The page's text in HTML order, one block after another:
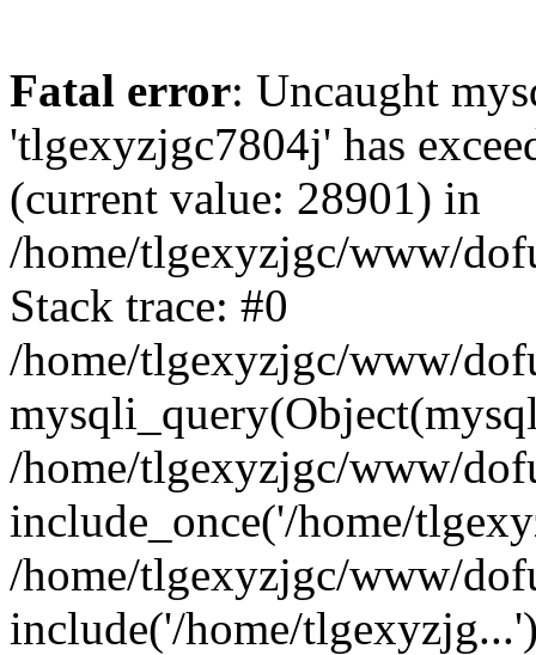
Fatal error: Uncaught
'tlgexyzjgc7804j' has
(current value: 28901) in
/home/tlgexyzjgc/www/
Stack trace: #0
/home/tlgexyzjgc/www/
/home/tlgexyzjgc/www/
include_once('/home/
/home/tlgexyzjgc/www/
include('/home/